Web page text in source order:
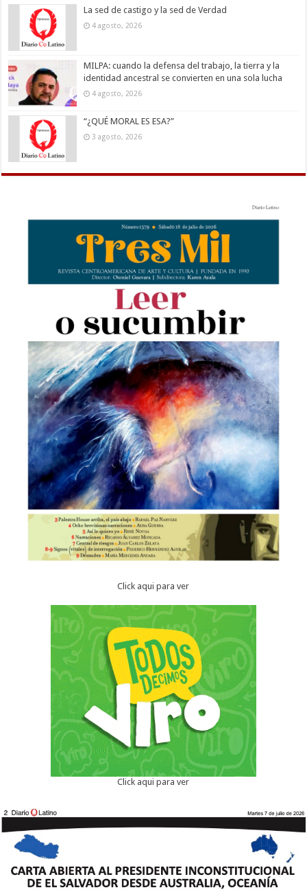
La sed de castigo y la sed de Verdad
4 agosto, 2026
MILPA: cuando la defensa del trabajo, la tierra y la
identidad ancestral se convierten en una sola lucha
4 agosto, 2026
“¿QUÉ MORAL ES ESA?”
3 agosto, 2026
Click aqui para ver
Click aqui para ver